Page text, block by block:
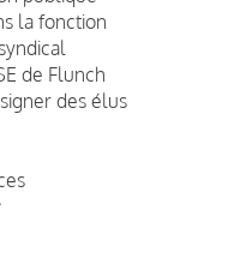
la fonction
de Flunch
des élus